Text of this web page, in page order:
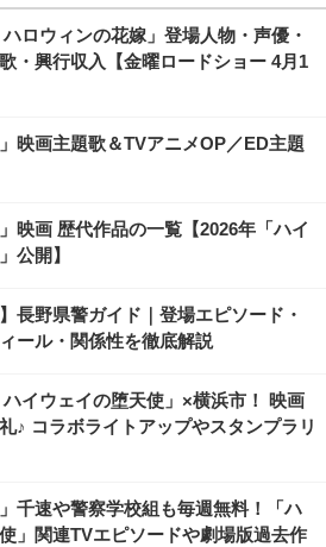
ハロウィンの花嫁」登場人物・声優・
・興行収入【金曜ロードショー 4月1
映画主題歌＆TVアニメOP／ED主題
映画 歴代作品の一覧【2026年「ハイ
公開】
長野県警ガイド｜登場エピソード・
ール・関係性を徹底解説
ハイウェイの堕天使」×横浜市！ 映画
♪ コラボライトアップやスタンプラリ
」千速や警察学校組も毎週無料！「ハ
」関連TVエピソードや劇場版過去作